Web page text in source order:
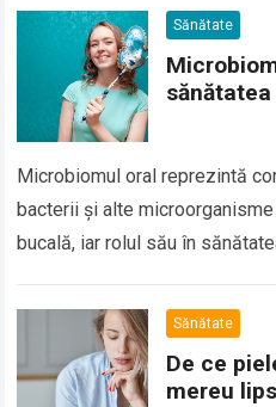
Sănătate
Microbiomul oral reprezintă
bacterii și alte
bucală, iar rolul său în
Sănătate
De ce
mereu